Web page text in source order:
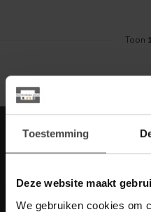
Toestemming
Deze website maakt
We gebruiken cookies om
Toon 1
Meld je aan voor
scherpe acties